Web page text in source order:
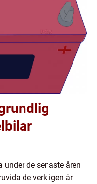
de senaste åren
de verkligen är